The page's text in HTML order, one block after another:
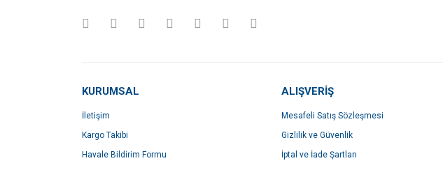
KURUMSAL
İletişim
Kargo Takibi
Havale Bildirim Formu
ALIŞVERİŞ
Mesafeli Satış Sözleşmesi
Gizlilik ve Güvenlik
İptal ve İade Şartları